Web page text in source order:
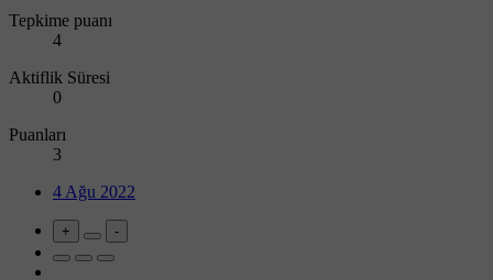
Tepkime puanı
4
Aktiflik Süresi
0
Puanları
3
4 Ağu 2022
+ -